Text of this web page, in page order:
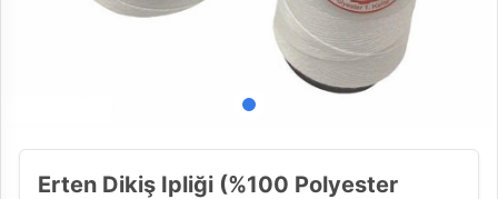
Erten Dikiş Ipliği (%100 Polyester